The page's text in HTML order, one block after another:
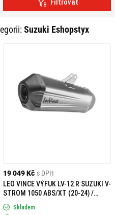
Filtrovat
Suzuki Eshopstyx
19 049 Kč s DPH
LEO VINCE VÝFUK LV-12 R SUZUKI V-
STROM 1050 ABS/XT (20-24) /
DE/SE (25-26) HOMOLOGOVANÝ
Skladem